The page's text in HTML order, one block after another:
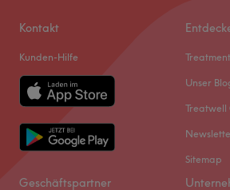
Kontakt
Kunden-Hilfe
Unser
Treatwell
Sitemap
Geschäftspartner